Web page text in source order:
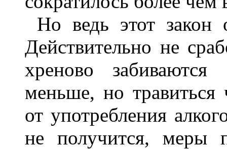
Но ведь этот закон
Действительно не
хреново
меньше, но травиться
от употребления
не получится, меры